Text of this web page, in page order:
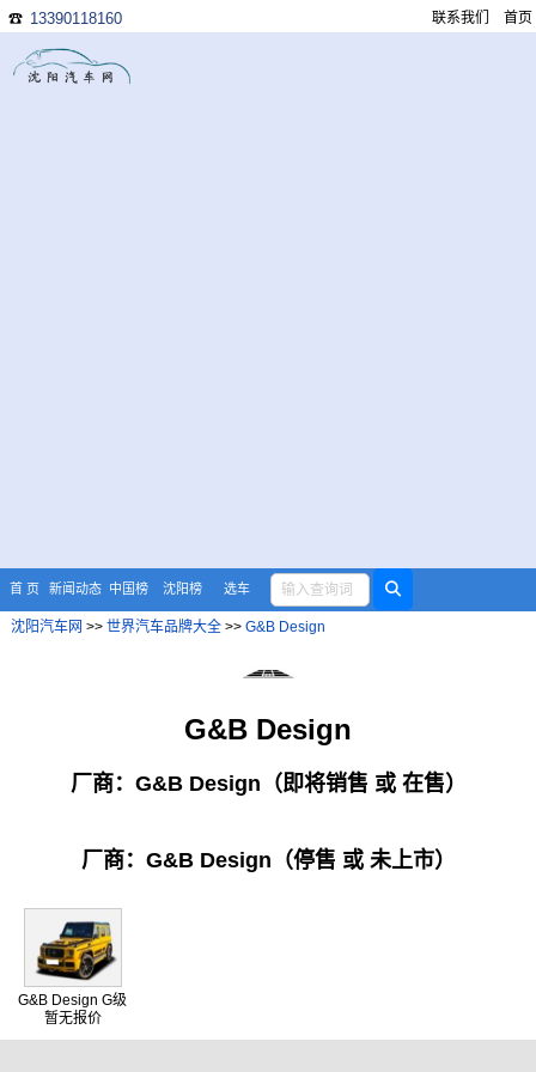
☎ 13390118160 首页
联系我们
首 页 新闻动态 中国榜 沈阳榜 选车
沈阳汽车网 >> 世界汽车品牌大全>> G&B Design
G&B Design
厂商：G&B Design（即将销售 或 在售）
厂商：G&B Design（停售 或 未上市）
G&B Design G级
暂无报价